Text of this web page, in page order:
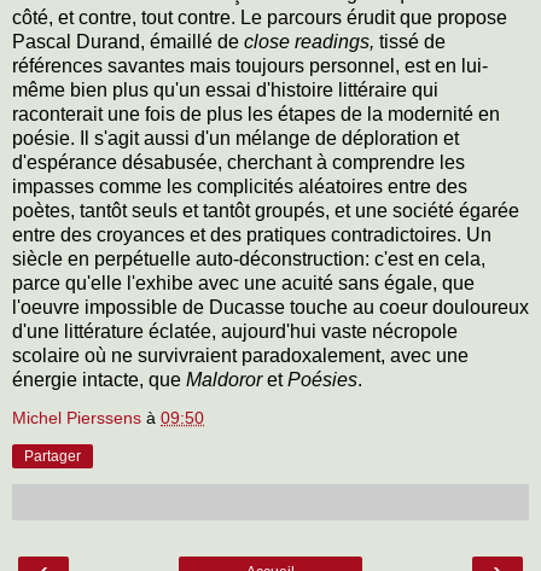
côté, et contre, tout contre. Le parcours érudit que propose
Pascal Durand, émaillé de close readings, tissé de
références savantes mais toujours personnel, est en lui-
même bien plus qu'un essai d'histoire littéraire qui
raconterait une fois de plus les étapes de la modernité en
poésie. Il s'agit aussi d'un mélange de déploration et
d'espérance désabusée, cherchant à comprendre les
impasses comme les complicités aléatoires entre des
poètes, tantôt seuls et tantôt groupés, et une société égarée
entre des croyances et des pratiques contradictoires. Un
siècle en perpétuelle auto-déconstruction: c'est en cela,
parce qu'elle l'exhibe avec une acuité sans égale, que
l'oeuvre impossible de Ducasse touche au coeur douloureux
d'une littérature éclatée, aujourd'hui vaste nécropole
scolaire où ne survivraient paradoxalement, avec une
énergie intacte, que MaldororetPoésies.
Michel Pierssens à 09:50
Partager